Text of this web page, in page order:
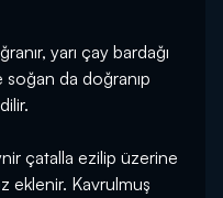
yarı çay bardağı
soğan da doğranıp
çatalla ezilip üzerine
eklenir. Kavrulmuş